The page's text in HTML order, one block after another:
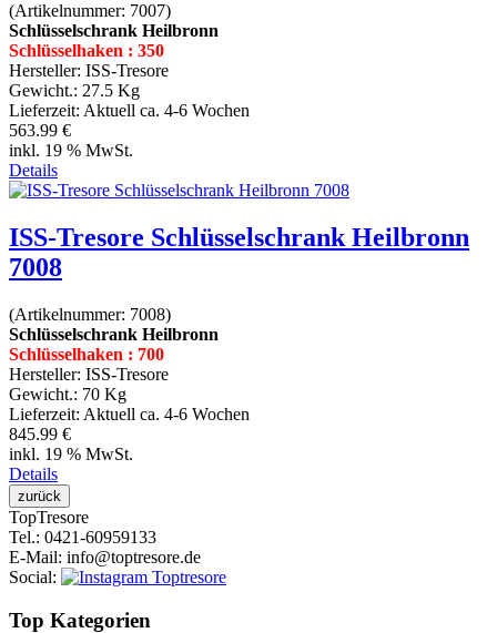
(Artikelnummer: 7007)
Schlüsselschrank Heilbronn
Schlüsselhaken : 350
Hersteller: ISS-Tresore
Gewicht.: 27.5 Kg
Lieferzeit: Aktuell ca. 4-6 Wochen
563.99 €
inkl. 19 % MwSt.
Details
ISS-Tresore Schlüsselschrank Heilbronn
7008
(Artikelnummer: 7008)
Schlüsselschrank Heilbronn
Schlüsselhaken : 700
Hersteller: ISS-Tresore
Gewicht.: 70 Kg
Lieferzeit: Aktuell ca. 4-6 Wochen
845.99 €
inkl. 19 % MwSt.
Details
TopTresore
Tel.: 0421-60959133
E-Mail: info@toptresore.de
Social:
Top Kategorien